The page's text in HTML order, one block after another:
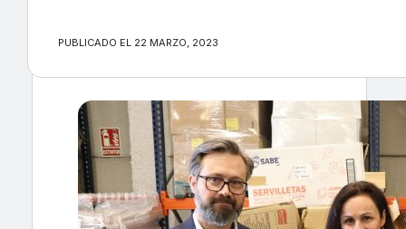
PUBLICADO EL 22 MARZO, 2023